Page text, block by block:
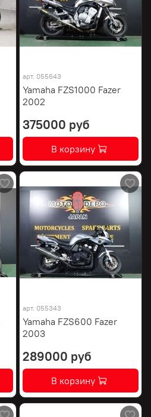
арт. 055643
Yamaha FZS1000 Fazer
2002
375000 руб
В корзину
арт. 055343
Yamaha FZS600 Fazer
2003
289000 руб
В корзину